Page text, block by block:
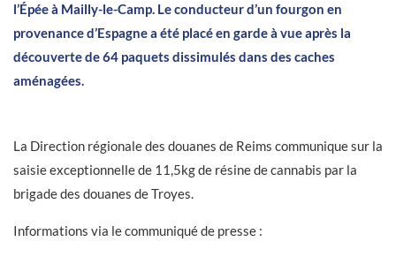
l’Épée à Mailly-le-Camp. Le conducteur d’un fourgon en
provenance d’Espagne a été placé en garde à vue après la
découverte de 64 paquets dissimulés dans des caches
aménagées.
La Direction régionale des douanes de Reims communique sur la
saisie exceptionnelle de 11,5kg de résine de cannabis par la
brigade des douanes de Troyes.
Informations via le communiqué de presse :